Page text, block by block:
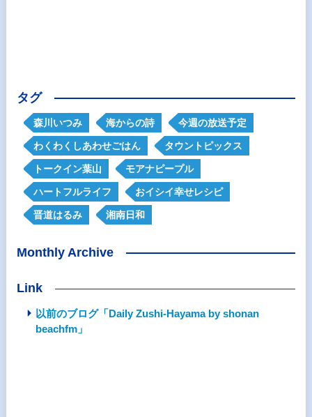
タグ
森川いつみ 海からの詩 今週の放送予定
わくわくしあわせごはん タウントピックス
トークイン葉山 モアナピープル
ハートフルライフ おイシイ幸せレシピ
晋道はるみ 湘南日和
Monthly Archive
Link
以前のブログ「Daily Zushi-Hayama by shonan
beachfm」